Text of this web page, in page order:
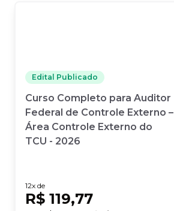
Edital Publicado
Curso Completo para Auditor
Federal de Controle Externo –
Área Controle Externo do
TCU - 2026
12x de
R$ 119,77